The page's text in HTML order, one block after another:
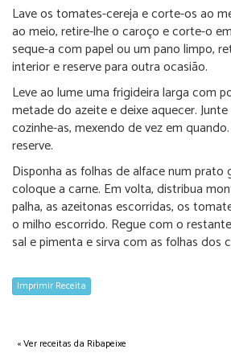
Lave os tomates-cereja e corte-os ao
ao meio, retire-lhe o caroço e corte-o
seque-a com papel ou um pano limpo,
interior e reserve para outra ocasião.
Leve ao lume uma frigideira larga com
metade do azeite e deixe aquecer.
cozinhe-as, mexendo de vez em
reserve.
Disponha as folhas de alface num prato
coloque a carne. Em volta, distribua
palha, as azeitonas escorridas, os
o milho escorrido. Regue com o
sal e pimenta e sirva com as folhas dos
Imprimir Receita
« Ver receitas da Ribapeixe